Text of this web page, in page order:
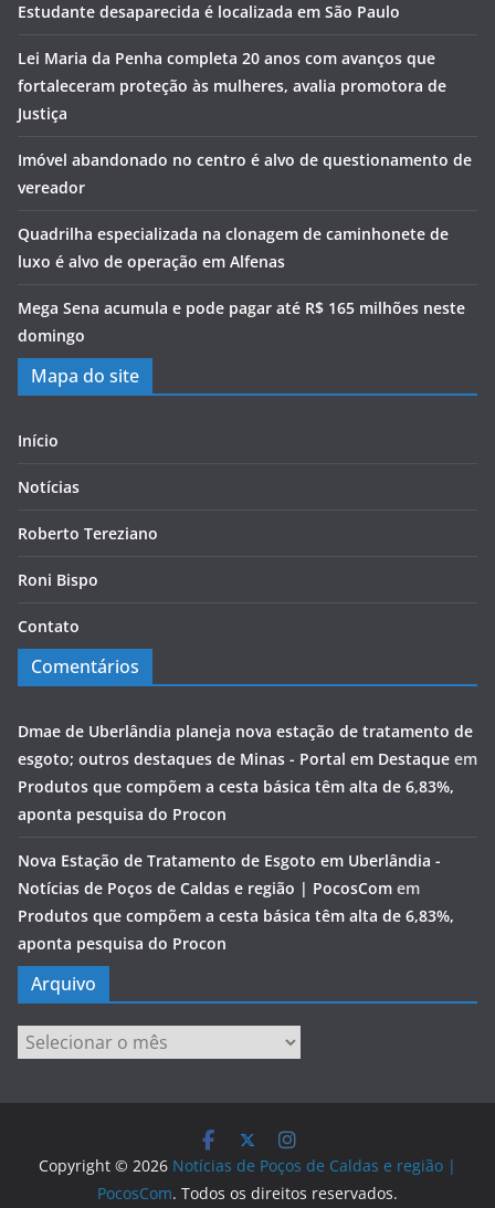
Estudante desaparecida é localizada em São Paulo
Lei Maria da Penha completa 20 anos com avanços que
fortaleceram proteção às mulheres, avalia promotora de
Justiça
Imóvel abandonado no centro é alvo de questionamento de
vereador
Quadrilha especializada na clonagem de caminhonete de
luxo é alvo de operação em Alfenas
Mega Sena acumula e pode pagar até R$ 165 milhões neste
domingo
Mapa do site
Início
Notícias
Roberto Tereziano
Roni Bispo
Contato
Comentários
Dmae de Uberlândia planeja nova estação de tratamento de
esgoto; outros destaques de Minas - Portal em Destaque em
Produtos que compõem a cesta básica têm alta de 6,83%,
aponta pesquisa do Procon
Nova Estação de Tratamento de Esgoto em Uberlândia -
Notícias de Poços de Caldas e região | PocosCom em
Produtos que compõem a cesta básica têm alta de 6,83%,
aponta pesquisa do Procon
Arquivo
Arquivo
Copyright © 2026 Notícias de Poços de Caldas e região |
PocosCom. Todos os direitos reservados.